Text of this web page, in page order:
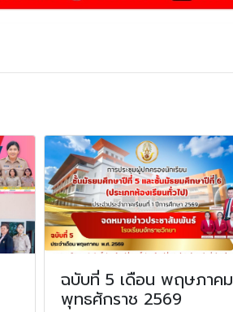
ฉบับที่ 5 เดือน พฤษภาคม
พุทธศักราช 2569